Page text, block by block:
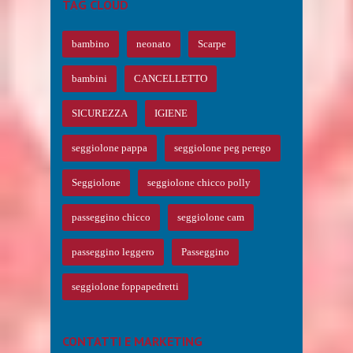
TAG CLOUD
bambino neonato Scarpe
bambini CANCELLETTO
SICUREZZA IGIENE
seggiolone pappa seggiolone peg perego
Seggiolone seggiolone chicco polly
passeggino chicco seggiolone cam
passeggino leggero Passeggino
seggiolone foppapedretti
CONTATTI E MARKETING